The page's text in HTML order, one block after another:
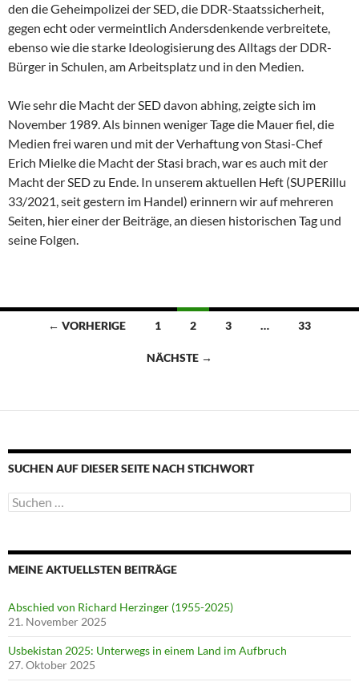
den die Geheimpolizei der SED, die DDR-Staatssicherheit,
gegen echt oder vermeintlich Andersdenkende verbreitete,
ebenso wie die starke Ideologisierung des Alltags der DDR-
Bürger in Schulen, am Arbeitsplatz und in den Medien.
Wie sehr die Macht der SED davon abhing, zeigte sich im
November 1989. Als binnen weniger Tage die Mauer fiel, die
Medien frei waren und mit der Verhaftung von Stasi-Chef
Erich Mielke die Macht der Stasi brach, war es auch mit der
Macht der SED zu Ende. In unserem aktuellen Heft (SUPERillu
33/2021, seit gestern im Handel) erinnern wir auf mehreren
Seiten, hier einer der Beiträge, an diesen historischen Tag und
seine Folgen.
Beitragsnavigation
← VORHERIGE 1 2 3 … 33
NÄCHSTE →
SUCHEN AUF DIESER SEITE NACH STICHWORT
Suche
nach:
MEINE AKTUELLSTEN BEITRÄGE
Abschied von Richard Herzinger (1955-2025)
21. November 2025
Usbekistan 2025: Unterwegs in einem Land im Aufbruch
27. Oktober 2025